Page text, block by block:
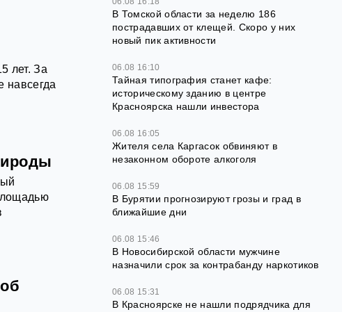
лет. За
навсегда
В Томской области за неделю 186
пострадавших от клещей. Скоро у них
новый пик активности
06.08 16:10
Тайная типография станет кафе:
историческому зданию в центре
Красноярска нашли инвестора
06.08 16:05
Жителя села Каргасок обвиняют в
незаконном обороте алкоголя
06.08 15:59
В Бурятии прогнозируют грозы и град в
ближайшие дни
06.08 15:46
В Новосибирской области мужчине
назначили срок за контрабанду наркотиков
06.08 15:31
В Красноярске не нашли подрядчика для